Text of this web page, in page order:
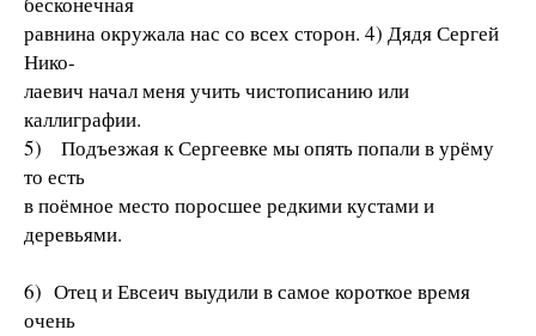
равнина окружала нас со всех сторон. 4) Дядя Сергей
Нико-
лаевич начал меня учить чистописанию или
каллиграфии.
5) Подъезжая к Сергеевке мы опять попали в урёму
то есть
в поёмное место поросшее редкими кустами и
деревьями.
6) Отец и Евсеич выудили в самое короткое время
очень